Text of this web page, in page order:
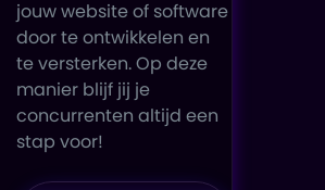
jouw website of software
door te ontwikkelen en
te versterken. Op deze
manier blijf jij je
concurrenten altijd een
stap voor!